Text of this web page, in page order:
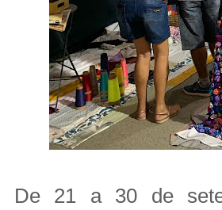
De 21 a 30 de